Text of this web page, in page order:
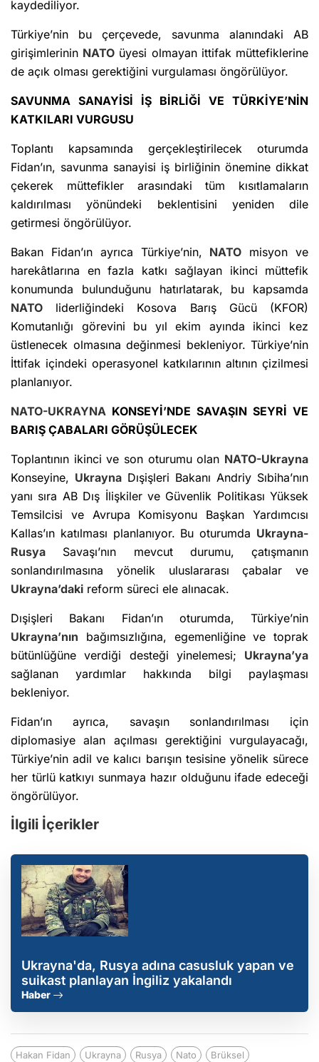
kaydediliyor.
Türkiye’nin bu çerçevede, savunma alanındaki AB
girişimlerinin NATO üyesi olmayan ittifak müttefiklerine
de açık olması gerektiğini vurgulaması öngörülüyor.
SAVUNMA SANAYİSİ İŞ BİRLİĞİ VE TÜRKİYE’NİN
KATKILARI VURGUSU
Toplantı kapsamında gerçekleştirilecek oturumda
Fidan’ın, savunma sanayisi iş birliğinin önemine dikkat
çekerek müttefikler arasındaki tüm kısıtlamaların
kaldırılması yönündeki beklentisini yeniden dile
getirmesi öngörülüyor.
Bakan Fidan’ın ayrıca Türkiye’nin, NATO misyon ve
harekâtlarına en fazla katkı sağlayan ikinci müttefik
konumunda bulunduğunu hatırlatarak, bu kapsamda
NATO liderliğindeki Kosova Barış Gücü (KFOR)
Komutanlığı görevini bu yıl ekim ayında ikinci kez
üstlenecek olmasına değinmesi bekleniyor. Türkiye’nin
İttifak içindeki operasyonel katkılarının altının çizilmesi
planlanıyor.
NATO-UKRAYNA KONSEYİ’NDE SAVAŞIN SEYRİ VE
BARIŞ ÇABALARI GÖRÜŞÜLECEK
Toplantının ikinci ve son oturumu olan NATO-Ukrayna
Konseyine, Ukrayna Dışişleri Bakanı Andriy Sıbiha’nın
yanı sıra AB Dış İlişkiler ve Güvenlik Politikası Yüksek
Temsilcisi ve Avrupa Komisyonu Başkan Yardımcısı
Kallas’ın katılması planlanıyor. Bu oturumda Ukrayna-
Rusya Savaşı’nın mevcut durumu, çatışmanın
sonlandırılmasına yönelik uluslararası çabalar ve
Ukrayna’daki reform süreci ele alınacak.
Dışişleri Bakanı Fidan’ın oturumda, Türkiye’nin
Ukrayna’nın bağımsızlığına, egemenliğine ve toprak
bütünlüğüne verdiği desteği yinelemesi; Ukrayna’ya
sağlanan yardımlar hakkında bilgi paylaşması
bekleniyor.
Fidan’ın ayrıca, savaşın sonlandırılması için
diplomasiye alan açılması gerektiğini vurgulayacağı,
Türkiye’nin adil ve kalıcı barışın tesisine yönelik sürece
her türlü katkıyı sunmaya hazır olduğunu ifade edeceği
öngörülüyor.
İlgili İçerikler
Ukrayna'da, Rusya adına casusluk yapan ve
suikast planlayan İngiliz yakalandı
Haber
Hakan Fidan Ukrayna Rusya Nato Brüksel